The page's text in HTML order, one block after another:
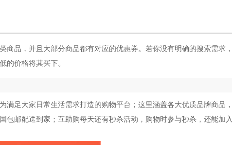
品，并且大部分商品都有对应的优惠券。若你没有明确的搜索需求，
的价格将其买下。
足大家日常生活需求打造的购物平台；这里涵盖各大优质品牌商品，
包邮配送到家；互助购每天还有秒杀活动，购物时参与秒杀，还能加入